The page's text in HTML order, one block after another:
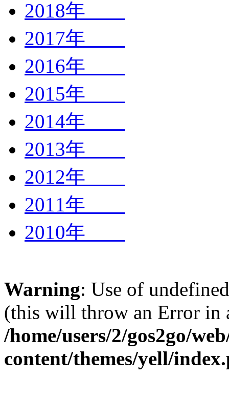
2018年
2017年
2016年
2015年
2014年
2013年
2012年
2011年
2010年
Warning: Use of
(this will throw an Error in
/home/users/2/gos2go/
content/themes/yell/